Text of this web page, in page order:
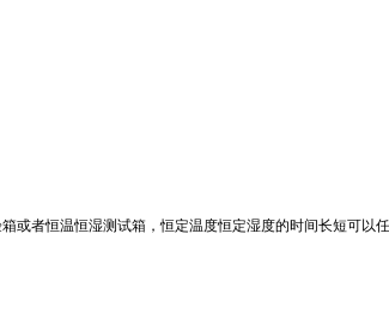
者恒温恒湿测试箱，恒定温度恒定湿度的时间长短可以任